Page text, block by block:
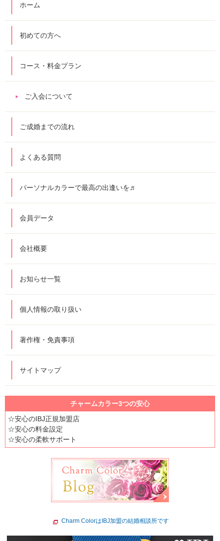
ホーム
初めての方へ
コース・料金プラン
ご入会について
ご成婚までの流れ
よくある質問
パーソナルカラーで最高の出逢いを♬
会員データ
会社概要
お知らせ一覧
個人情報の取り扱い
著作権・免責事項
サイトマップ
チャームカラー3つの安心
☆安心のIBJ正規加盟店
☆安心の料金設定
☆安心の柔軟サポート
Charm ColorはIBJ加盟の結婚相談所です